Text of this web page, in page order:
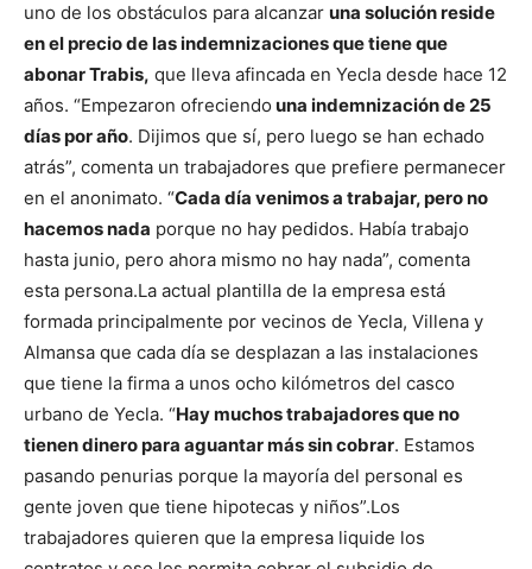
uno de los obstáculos para alcanzar una solución reside
en el precio de las indemnizaciones que tiene que
abonar Trabis, que lleva afincada en Yecla desde hace 12
años. “Empezaron ofreciendo una indemnización de 25
días por año. Dijimos que sí, pero luego se han echado
atrás”, comenta un trabajadores que prefiere permanecer
en el anonimato. “Cada día venimos a trabajar, pero no
hacemos nada porque no hay pedidos. Había trabajo
hasta junio, pero ahora mismo no hay nada”, comenta
esta persona.La actual plantilla de la empresa está
formada principalmente por vecinos de Yecla, Villena y
Almansa que cada día se desplazan a las instalaciones
que tiene la firma a unos ocho kilómetros del casco
urbano de Yecla. “Hay muchos trabajadores que no
tienen dinero para aguantar más sin cobrar. Estamos
pasando penurias porque la mayoría del personal es
gente joven que tiene hipotecas y niños”.Los
trabajadores quieren que la empresa liquide los